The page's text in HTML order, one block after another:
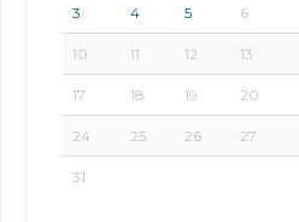
3 4 5 6
10 11 12 13
17 18 19 20
24 25 26 27
31